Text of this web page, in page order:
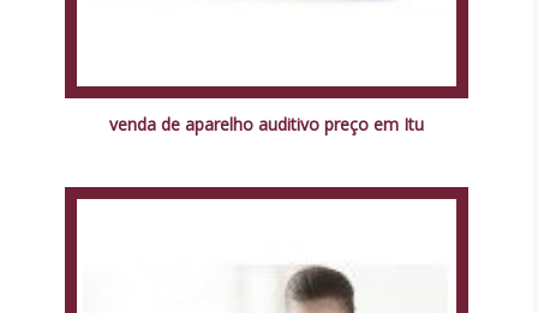
venda de aparelho auditivo preço em Itu